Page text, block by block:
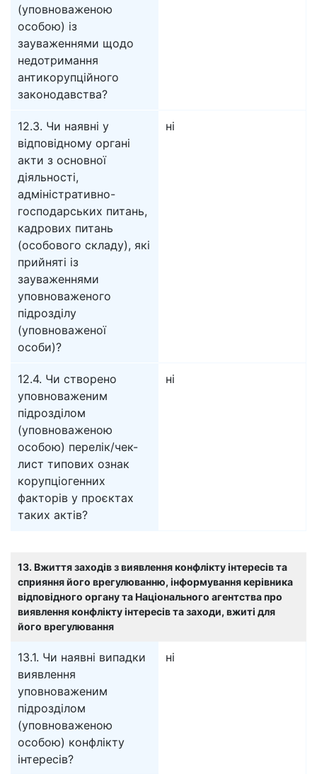
(уповноваженою
особою) із
зауваженнями щодо
недотримання
антикорупційного
законодавства?
12.3. Чи наявні у
відповідному органі
акти з основної
діяльності,
адміністративно-
господарських питань,
кадрових питань
(особового складу), які
прийняті із
зауваженнями
уповноваженого
підрозділу
(уповноваженої
особи)?
ні
12.4. Чи створено
уповноваженим
підрозділом
(уповноваженою
особою) перелік/чек-
лист типових ознак
корупціогенних
факторів у проєктах
таких актів?
ні
13. Вжиття заходів з виявлення конфлікту інтересів та
сприяння його врегулюванню, інформування керівника
відповідного органу та Національного агентства про
виявлення конфлікту інтересів та заходи, вжиті для
його врегулювання
13.1. Чи наявні випадки
виявлення
уповноваженим
підрозділом
(уповноваженою
особою) конфлікту
інтересів?
ні